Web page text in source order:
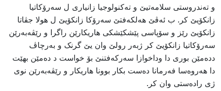
و تەندروستى سلامەتیێ و تەکنولوجیا زانیارى ل سەرۆکاتیا
زانکۆیێ کر. ب ئەڤێ هەلکەفتێ سەرۆکا زانکۆیێ ل هولا جڤاتا
زانکۆیێ رێز و سۆپاسی پێشکێشکی هاریکارێن راگرا و رێڤەبەرێن
سەرۆکاتیا زانکۆیێ کر ژبەر رولێ وان یێ گرنک و بەرچاڤ
ددەمێن بورى دا وداخوازا سەرکەفتنێ بۆ خواست د دەمێن بهێت
دا هەروەسا فەرمانا دەست بکار بوونا هاریکار و رێڤەبەرێن نوی
ژی رادەستى وان کر.